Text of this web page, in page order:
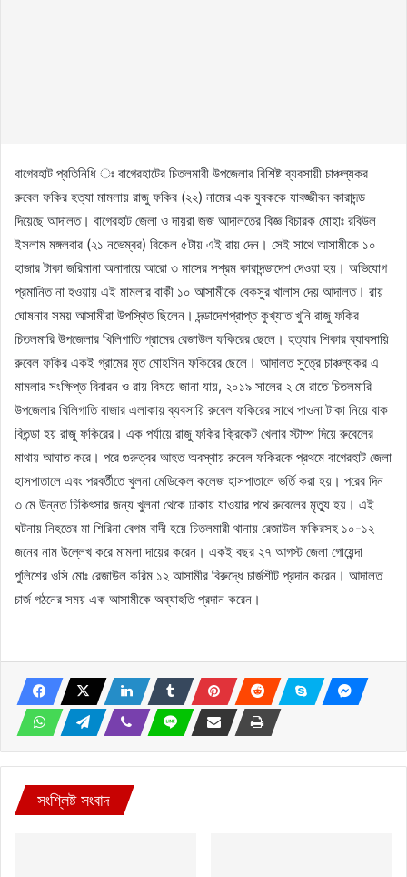
বাগেরহাট প্রতিনিধি ঃ বাগেরহাটের চিতলমারী উপজেলার বিশিষ্ট ব্যবসায়ী চাঞ্চল্যকর
রুবেল ফকির হত্যা মামলায় রাজু ফকির (২২) নামের এক যুবককে যাবজ্জীবন কারাদন্ড
দিয়েছে আদালত। বাগেরহাট জেলা ও দায়রা জজ আদালতের বিজ্ঞ বিচারক মোহাঃ রবিউল
ইসলাম মঙ্গলবার (২১ নভেম্বর) বিকেল ৫টায় এই রায় দেন। সেই সাথে আসামীকে ১০
হাজার টাকা জরিমানা অনাদায়ে আরো ৩ মাসের সশ্রম কারাদন্ডাদেশ দেওয়া হয়। অভিযোগ
প্রমানিত না হওয়ায় এই মামলার বাকী ১০ আসামীকে বেকসুর খালাস দেয় আদালত। রায়
ঘোষনার সময় আসামীরা উপস্থিত ছিলেন। দন্ডাদেশপ্রাপ্ত কুখ্যাত খুনি রাজু ফকির
চিতলমারি উপজেলার খিলিগাতি গ্রামের রেজাউল ফকিরের ছেলে। হত্যার শিকার ব্যাবসায়ি
রুবেল ফকির একই গ্রামের মৃত মোহসিন ফকিরের ছেলে। আদালত সুত্রে চাঞ্চল্যকর এ
মামলার সংক্ষিপ্ত বিবারন ও রায় বিষয়ে জানা যায়, ২০১৯ সালের ২ মে রাতে চিতলমারি
উপজেলার খিলিগাতি বাজার এলাকায় ব্যবসায়ি রুবেল ফকিরের সাথে পাওনা টাকা নিয়ে বাক
বিতন্ডা হয় রাজু ফকিরের। এক পর্যায়ে রাজু ফকির ক্রিকেট খেলার স্টাম্প দিয়ে রুবেলের
মাথায় আঘাত করে। পরে গুরুত্বর আহত অবস্থায় রুবেল ফকিরকে প্রথমে বাগেরহাট জেলা
হাসপাতালে এবং পরবর্তীতে খুলনা মেডিকেল কলেজ হাসপাতালে ভর্তি করা হয়। পরের দিন
৩ মে উন্নত চিকিৎসার জন্য খুলনা থেকে ঢাকায় যাওয়ার পথে রুবেলের মৃত্যু হয়। এই
ঘটনায় নিহতের মা শিরিনা বেগম বাদী হয়ে চিতলমারী থানায় রেজাউল ফকিরসহ ১০-১২
জনের নাম উল্লেখ করে মামলা দায়ের করেন। একই বছর ২৭ আগস্ট জেলা গোয়েন্দা
পুলিশের ওসি মোঃ রেজাউল করিম ১২ আসামীর বিরুদ্ধে চার্জশীট প্রদান করেন। আদালত
চার্জ গঠনের সময় এক আসামীকে অব্যাহতি প্রদান করেন।
সংশ্লিষ্ট সংবাদ